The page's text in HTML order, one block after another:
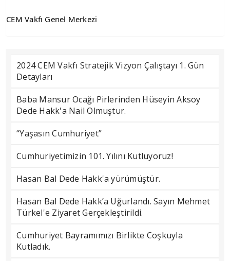
CEM Vakfı Genel Merkezi
2024 CEM Vakfı Stratejik Vizyon Çalıştayı 1. Gün
Detayları
Baba Mansur Ocağı Pirlerinden Hüseyin Aksoy
Dede Hakk'a Nail Olmuştur.
“Yaşasın Cumhuriyet”
Cumhuriyetimizin 101. Yılını Kutluyoruz!
Hasan Bal Dede Hakk'a yürümüştür.
Hasan Bal Dede Hakk’a Uğurlandı. Sayın Mehmet
Türkel'e Ziyaret Gerçekleştirildi.
Cumhuriyet Bayramımızı Birlikte Coşkuyla
Kutladık.